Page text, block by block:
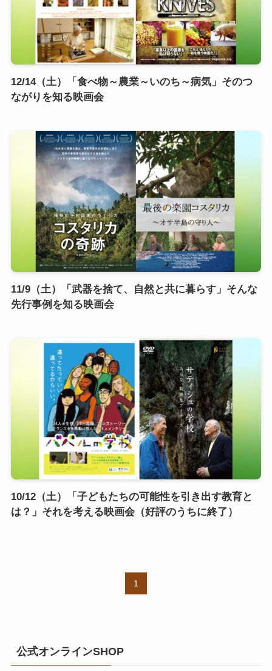
12/14（土）「食べ物～農業～いのち～病気」そのつ
ながりを知る映画会
11/9（土）「武器を捨て、自然と共に暮らす」そんな
先行事例を知る映画会
10/12（土）「子どもたちの可能性を引き出す教育と
は？」それを考える映画会（好評のうちに終了）
1
公式オンラインSHOP